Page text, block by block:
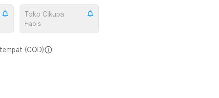
Toko Cikupa
Habis
(COD)